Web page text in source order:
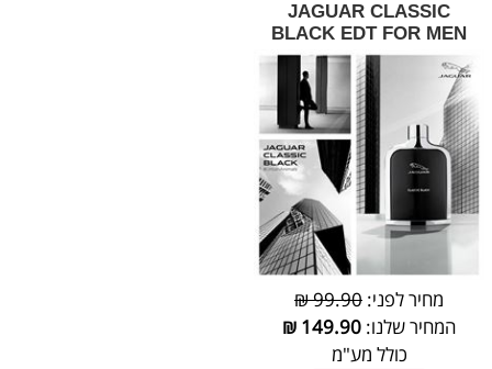
JAGUAR CLASSIC
BLACK EDT FOR MEN
מחיר לפני: 99.90 ₪
המחיר שלנו: 149.90
₪
כולל מע"מ